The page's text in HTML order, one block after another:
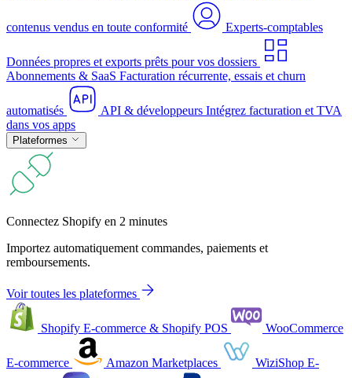
contenus vendus en toute conformité Experts-comptables
Données propres et exports prêts pour vos dossiers
Abonnements & SaaS Facturation récurrente, essais et churn
automatisés API & développeurs Intégrez facturation et TVA
dans vos apps
Plateformes
Connectez Shopify en 2 minutes
Importez automatiquement commandes, paiements et
remboursements.
Voir toutes les plateformes
Shopify E-commerce & Shopify POS WooCommerce
E-commerce Amazon Marketplaces WiziShop E-